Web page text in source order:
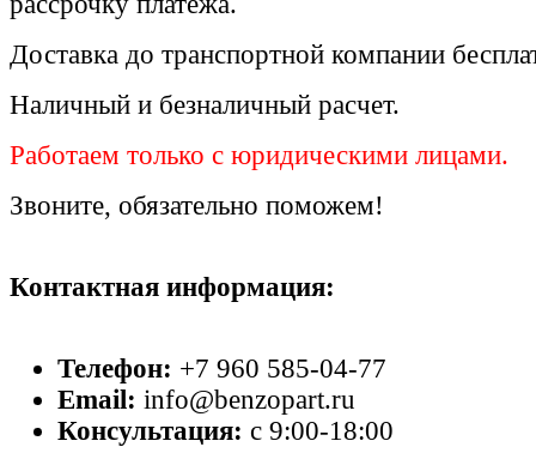
Доставка до транспортной компании
Наличный и безналичный расчет.
Работаем только с юридическими лицами.
Звоните, обязательно поможем!
Контактная информация:
Телефон: +7 960 585-04-77
Email: info@benzopart.ru
Консультация: с 9:00-18:00